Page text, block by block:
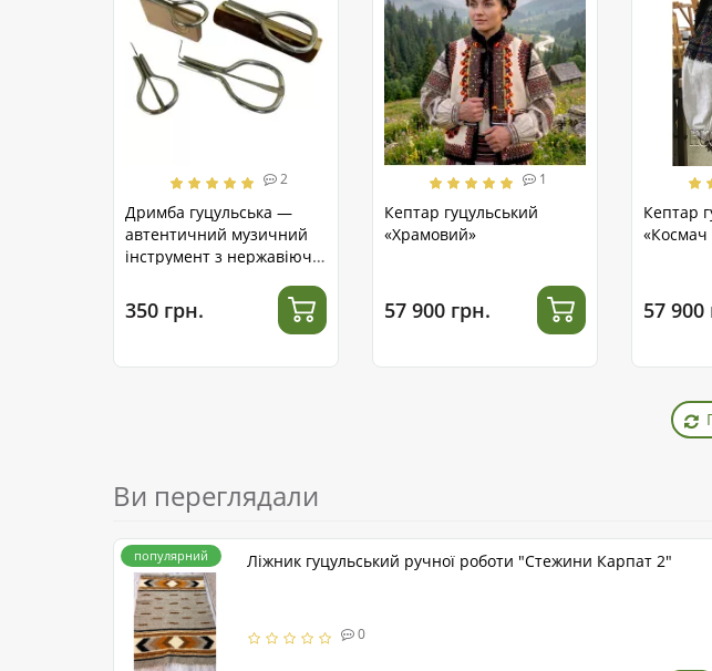
2
Дримба гуцульська —
автентичний музичний
інструмент з нержавіючої
350 грн.
1
Кептар гуцульський
«Храмовий»
57 900 грн.
Кептар
«Космач
57 900
Ви переглядали
популярний Ліжник гуцульський ручної роботи "Стежини Карпат 2"
0